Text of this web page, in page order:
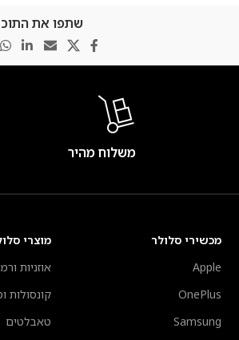
שתפו את
משלוח מהיר
מכשירי סלולר
Apple
OnePlus
Samsung
מוצרי
אוזניות
קונסולות
טאבלטים